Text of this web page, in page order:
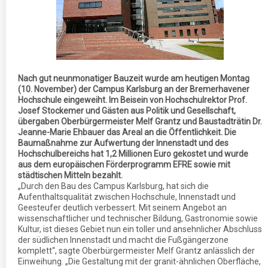
Nach gut neunmonatiger Bauzeit wurde am heutigen Montag
(10. November) der Campus Karlsburg an der Bremerhavener
Hochschule eingeweiht. Im Beisein von Hochschulrektor Prof.
Josef Stockemer und Gästen aus Politik und Gesellschaft,
übergaben Oberbürgermeister Melf Grantz und Baustadträtin Dr.
Jeanne-Marie Ehbauer das Areal an die Öffentlichkeit. Die
Baumaßnahme zur Aufwertung der Innenstadt und des
Hochschulbereichs hat 1,2 Millionen Euro gekostet und wurde
aus dem europäischen Förderprogramm EFRE sowie mit
städtischen Mitteln bezahlt.
„Durch den Bau des Campus Karlsburg, hat sich die
Aufenthaltsqualität zwischen Hochschule, Innenstadt und
Geesteufer deutlich verbessert. Mit seinem Angebot an
wissenschaftlicher und technischer Bildung, Gastronomie sowie
Kultur, ist dieses Gebiet nun ein toller und ansehnlicher Abschluss
der südlichen Innenstadt und macht die Fußgängerzone
komplett“, sagte Oberbürgermeister Melf Grantz anlässlich der
Einweihung. „Die Gestaltung mit der granit-ähnlichen Oberfläche,